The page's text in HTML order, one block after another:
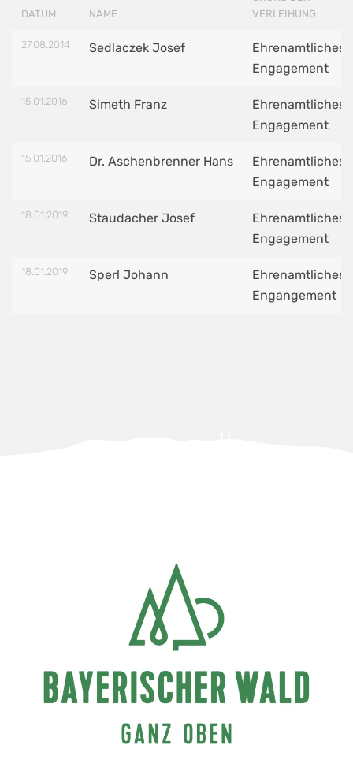
DATUM NAME
VERLEIHUNG
27.08.2014 Sedlaczek Josef
Ehrenamtliches
Engagement
15.01.2016 Simeth Franz
Ehrenamtliches
Engagement
15.01.2016 Dr. Aschenbrenner Hans
Ehrenamtliches
Engagement
18.01.2019 Staudacher Josef
Ehrenamtliches
Engagement
18.01.2019 Sperl Johann
Ehrenamtliches
Engangement